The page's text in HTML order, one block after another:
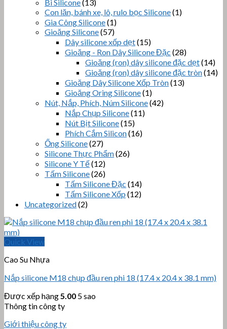
Bi Silicone(13)
Con lăn, bánh xe, lô, rulo bọc Silicone(1)
Gia Công Silicone(1)
Gioăng Silicone(57)
Dây silicone xốp dẹt(15)
Gioăng - Ron Dây Silicone Đặc (28)
Gioăng (ron) dây silicone đặc dẹt(14)
Gioăng (ron) dây silicone đặc tròn(14)
Gioăng Dây Silicone Xốp Tròn(13)
Gioăng Oring Silicone(1)
Nút, Nắp, Phích, Núm Silicone(42)
Nắp Chụp Silicone(11)
Nút Bịt Silicone(15)
Phích Cắm Silicon(16)
Ống Silicone(27)
Silicone Thực Phẩm(26)
Silicone Y Tế(12)
Tấm Silicone(26)
Tấm Silicone Đặc (14)
Tấm Silicone Xốp (12)
Uncategorized(2)
Quick View
Cao Su Nhựa
Nắp silicone M18 chụp đầu ren phi 18 (17.4 x 20.4 x 38.1 mm)
Được xếp hạng5.00 5 sao
Thông tin công ty
Giới thiệu công ty